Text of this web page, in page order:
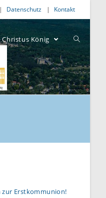
Datenschutz Kontakt
König
zur Erstkommunion!